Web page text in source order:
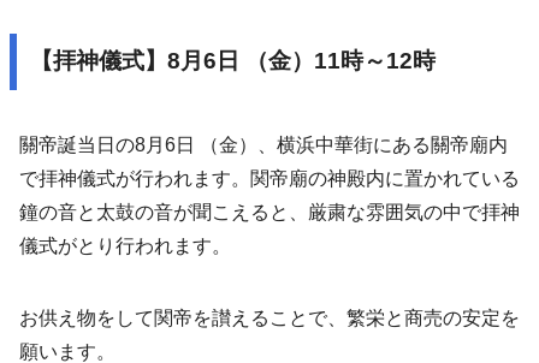
【拝神儀式】8月6日 （金）11時～12時
關帝誕当日の8月6日 （金）、横浜中華街にある關帝廟内
で拝神儀式が行われます。関帝廟の神殿内に置かれている
鐘の音と太鼓の音が聞こえると、厳粛な雰囲気の中で拝神
儀式がとり行われます。
お供え物をして関帝を讃えることで、繁栄と商売の安定を
願います。